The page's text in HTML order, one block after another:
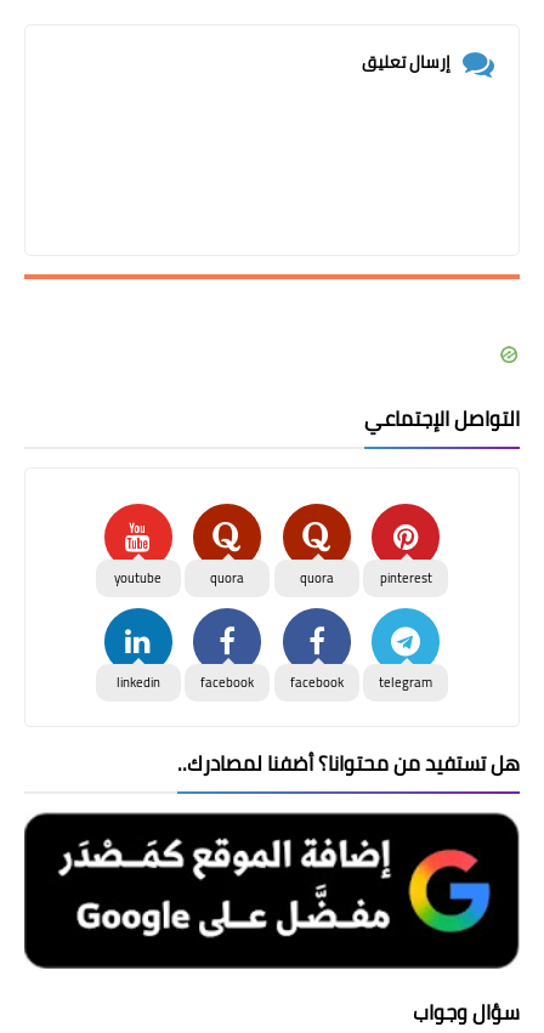
إرسال تعليق
التواصل الإجتماعي
pinterest
quora
quora
youtube
telegram
facebook
facebook
linkedin
هل تستفيد من محتوانا؟ أضفنا لمصادرك..
سؤال وجواب